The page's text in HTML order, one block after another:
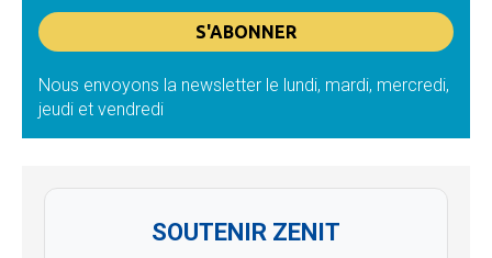
Nous envoyons la newsletter le lundi, mardi, mercredi,
jeudi et vendredi
SOUTENIR ZENIT